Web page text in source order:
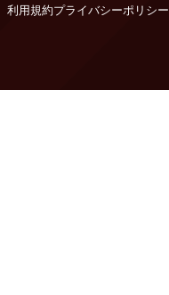
利用規約プライバシーポリシー